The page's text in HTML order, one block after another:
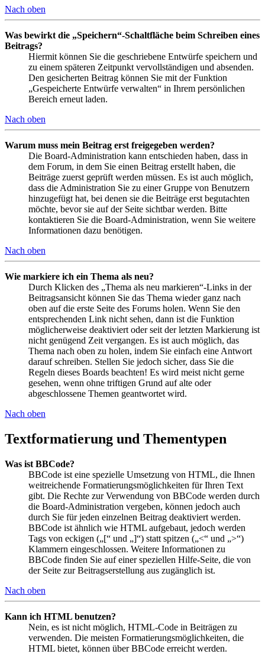
Nach oben
Was bewirkt die „Speichern“-Schaltfläche beim Schreiben eines
Beitrags?
Hiermit können Sie die geschriebene Entwürfe speichern und
zu einem späteren Zeitpunkt vervollständigen und absenden.
Den gesicherten Beitrag können Sie mit der Funktion
„Gespeicherte Entwürfe verwalten“ in Ihrem persönlichen
Bereich erneut laden.
Nach oben
Warum muss mein Beitrag erst freigegeben werden?
Die Board-Administration kann entschieden haben, dass in
dem Forum, in dem Sie einen Beitrag erstellt haben, die
Beiträge zuerst geprüft werden müssen. Es ist auch möglich,
dass die Administration Sie zu einer Gruppe von Benutzern
hinzugefügt hat, bei denen sie die Beiträge erst begutachten
möchte, bevor sie auf der Seite sichtbar werden. Bitte
kontaktieren Sie die Board-Administration, wenn Sie weitere
Informationen dazu benötigen.
Nach oben
Wie markiere ich ein Thema als neu?
Durch Klicken des „Thema als neu markieren“-Links in der
Beitragsansicht können Sie das Thema wieder ganz nach
oben auf die erste Seite des Forums holen. Wenn Sie den
entsprechenden Link nicht sehen, dann ist die Funktion
möglicherweise deaktiviert oder seit der letzten Markierung ist
nicht genügend Zeit vergangen. Es ist auch möglich, das
Thema nach oben zu holen, indem Sie einfach eine Antwort
darauf schreiben. Stellen Sie jedoch sicher, dass Sie die
Regeln dieses Boards beachten! Es wird meist nicht gerne
gesehen, wenn ohne triftigen Grund auf alte oder
abgeschlossene Themen geantwortet wird.
Nach oben
Textformatierung und Thementypen
Was ist BBCode?
BBCode ist eine spezielle Umsetzung von HTML, die Ihnen
weitreichende Formatierungsmöglichkeiten für Ihren Text
gibt. Die Rechte zur Verwendung von BBCode werden durch
die Board-Administration vergeben, können jedoch auch
durch Sie für jeden einzelnen Beitrag deaktiviert werden.
BBCode ist ähnlich wie HTML aufgebaut, jedoch werden
Tags von eckigen („[“ und „]“) statt spitzen („<“ und „>“)
Klammern eingeschlossen. Weitere Informationen zu
BBCode finden Sie auf einer speziellen Hilfe-Seite, die von
der Seite zur Beitragserstellung aus zugänglich ist.
Nach oben
Kann ich HTML benutzen?
Nein, es ist nicht möglich, HTML-Code in Beiträgen zu
verwenden. Die meisten Formatierungsmöglichkeiten, die
HTML bietet, können über BBCode erreicht werden.